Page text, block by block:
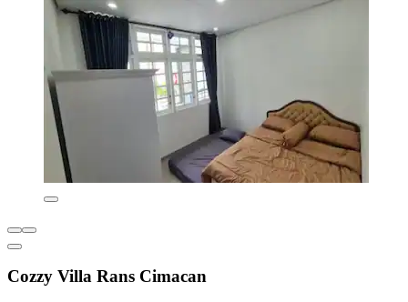
Cozzy Villa Rans Cimacan